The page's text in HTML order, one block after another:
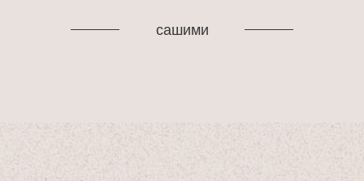
сашими